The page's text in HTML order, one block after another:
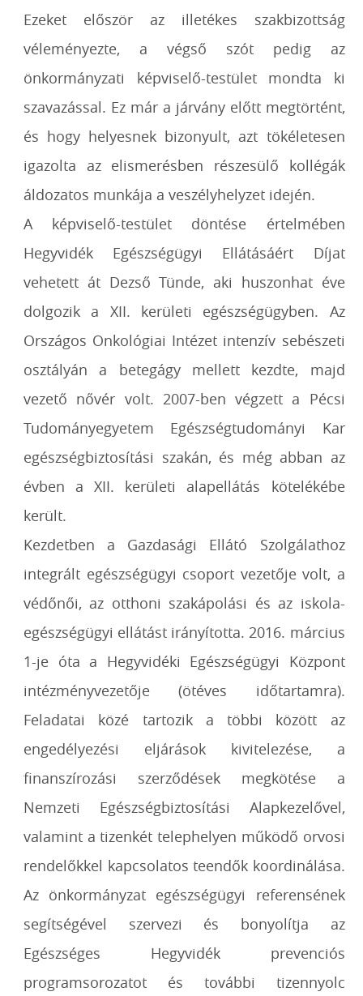
Ezeket először az illetékes szakbizottság
véleményezte, a végső szót pedig az
önkormányzati képviselő-testület mondta ki
szavazással. Ez már a járvány előtt megtörtént,
és hogy helyesnek bizonyult, azt tökéletesen
igazolta az elismerésben részesülő kollégák
áldozatos munkája a veszélyhelyzet idején.
A képviselő-testület döntése értelmében
Hegyvidék Egészségügyi Ellátásáért Díjat
vehetett át Dezső Tünde, aki huszonhat éve
dolgozik a XII. kerületi egészségügyben. Az
Országos Onkológiai Intézet intenzív sebészeti
osztályán a betegágy mellett kezdte, majd
vezető nővér volt. 2007-ben végzett a Pécsi
Tudományegyetem Egészségtudományi Kar
egészségbiztosítási szakán, és még abban az
évben a XII. kerületi alapellátás kötelékébe
került.
Kezdetben a Gazdasági Ellátó Szolgálathoz
integrált egészségügyi csoport vezetője volt, a
védőnői, az otthoni szakápolási és az iskola-
egészségügyi ellátást irányította. 2016. március
1-je óta a Hegyvidéki Egészségügyi Központ
intézményvezetője (ötéves időtartamra).
Feladatai közé tartozik a többi között az
engedélyezési eljárások kivitelezése, a
finanszírozási szerződések megkötése a
Nemzeti Egészségbiztosítási Alapkezelővel,
valamint a tizenkét telephelyen működő orvosi
rendelőkkel kapcsolatos teendők koordinálása.
Az önkormányzat egészségügyi referensének
segítségével szervezi és bonyolítja az
Egészséges Hegyvidék prevenciós
programsorozatot és további tizennyolc